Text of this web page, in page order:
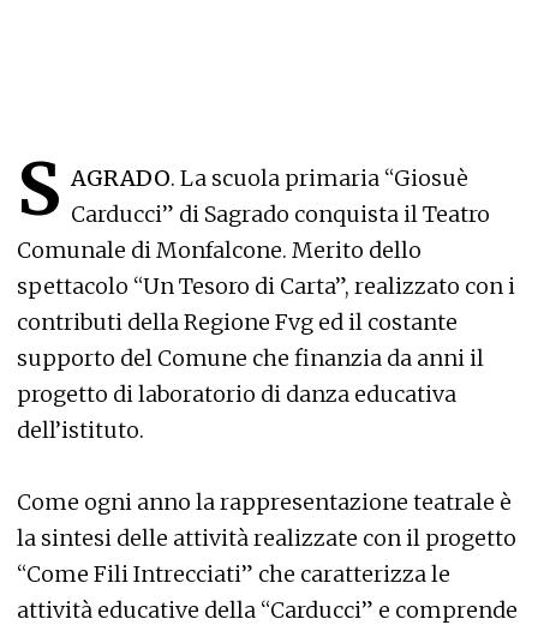
S AGRADO. La scuola primaria “Giosuè
Carducci” di Sagrado conquista il Teatro
Comunale di Monfalcone. Merito dello
spettacolo “Un Tesoro di Carta”, realizzato con i
contributi della Regione Fvg ed il costante
supporto del Comune che finanzia da anni il
progetto di laboratorio di danza educativa
dell’istituto.
Come ogni anno la rappresentazione teatrale è
la sintesi delle attività realizzate con il progetto
“Come Fili Intrecciati” che caratterizza le
attività educative della “Carducci” e comprende